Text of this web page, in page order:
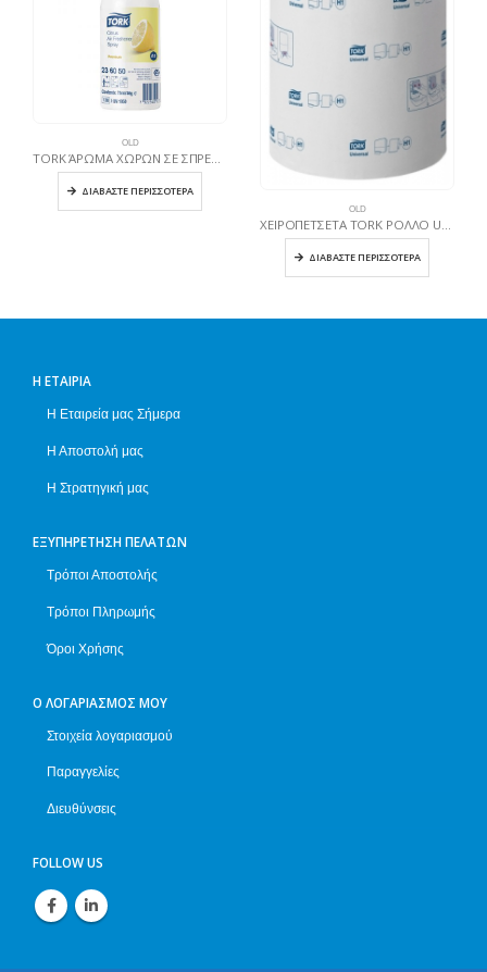
OLD
ΔΙΑΒΆΣΤΕ ΠΕΡΙΣΣΌΤΕΡΑ
OLD
ΔΙΑΒΆΣΤΕ ΠΕΡΙΣΣΌΤΕΡΑ
Η ΕΤΑΙΡΊΑ
Η Εταιρεία μας Σήμερα
Η Αποστολή μας
Η Στρατηγική μας
ΕΞΥΠΗΡΈΤΗΣΗ ΠΕΛΑΤΏΝ
Τρόποι Αποστολής
Τρόποι Πληρωμής
Όροι Χρήσης
Ο ΛΟΓΑΡΙΑΣΜΌΣ ΜΟΥ
Στοιχεία λογαριασμού
Παραγγελίες
Διευθύνσεις
FOLLOW US